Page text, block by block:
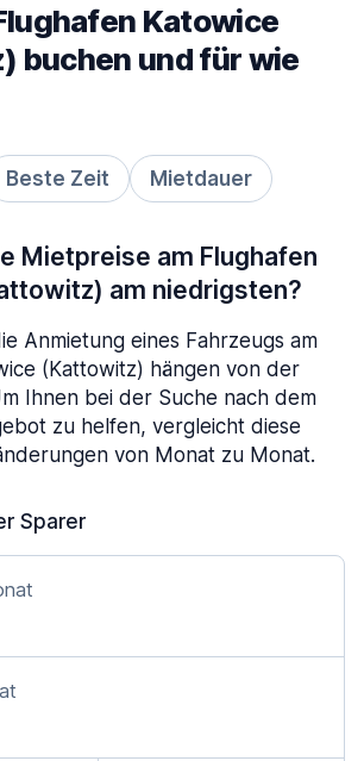
Katowice
buchen und für wie
Beste Zeit Mietdauer
Mietpreise am Flughafen
am niedrigsten?
Anmietung eines Fahrzeugs am
(Kattowitz) hängen von der
Ihnen bei der Suche nach dem
zu helfen, vergleicht diese
von Monat zu Monat.
Sparer